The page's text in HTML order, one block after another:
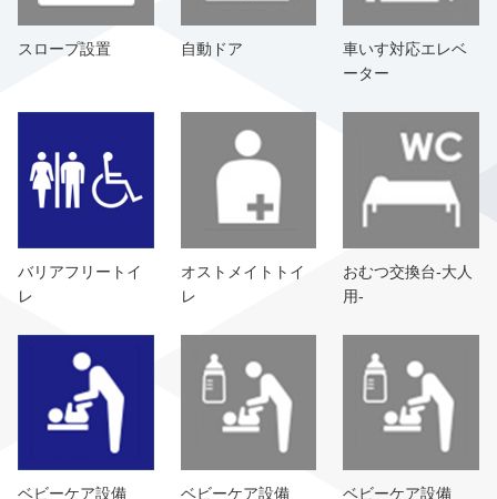
スロープ設置 自動ドア
車いす対応エレベ
ーター
バリアフリートイ
レ
オストメイトトイ
レ
おむつ交換台-大人
用-
ベビーケア設備
ベビーケア設備
ベビーケア設備